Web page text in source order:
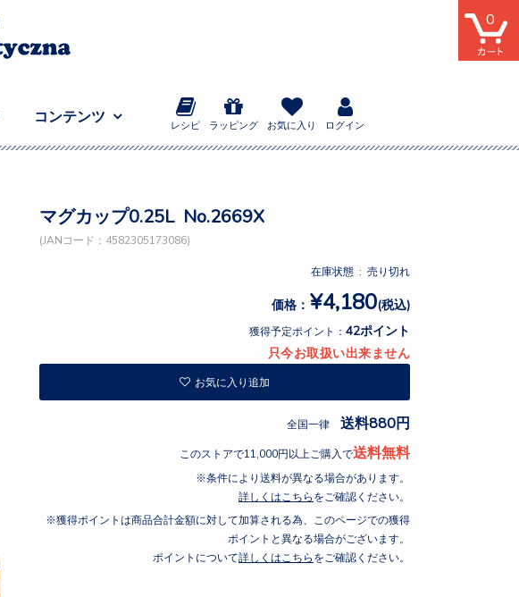
コンテンツ
レシピ ラッピング お気に入り ログイン
0
マグカップ0.25L No.2669X
(JANコード：4582305173086)
在庫状態 : 売り切れ
価格： ¥4,180(税込)
獲得予定ポイント： 42ポイント
只今お取扱い出来ません
お気に入り追加
全国一律 送料880円
このストアで11,000円以上ご購入で送料無料
条件により送料が異なる場合があります。
詳しくはこちら をご確認ください。
獲得ポイントは商品合計金額に対して加算される為、このページでの獲得
ポイントと異なる場合がございます。
ポイントについて詳しくはこちら をご確認ください。